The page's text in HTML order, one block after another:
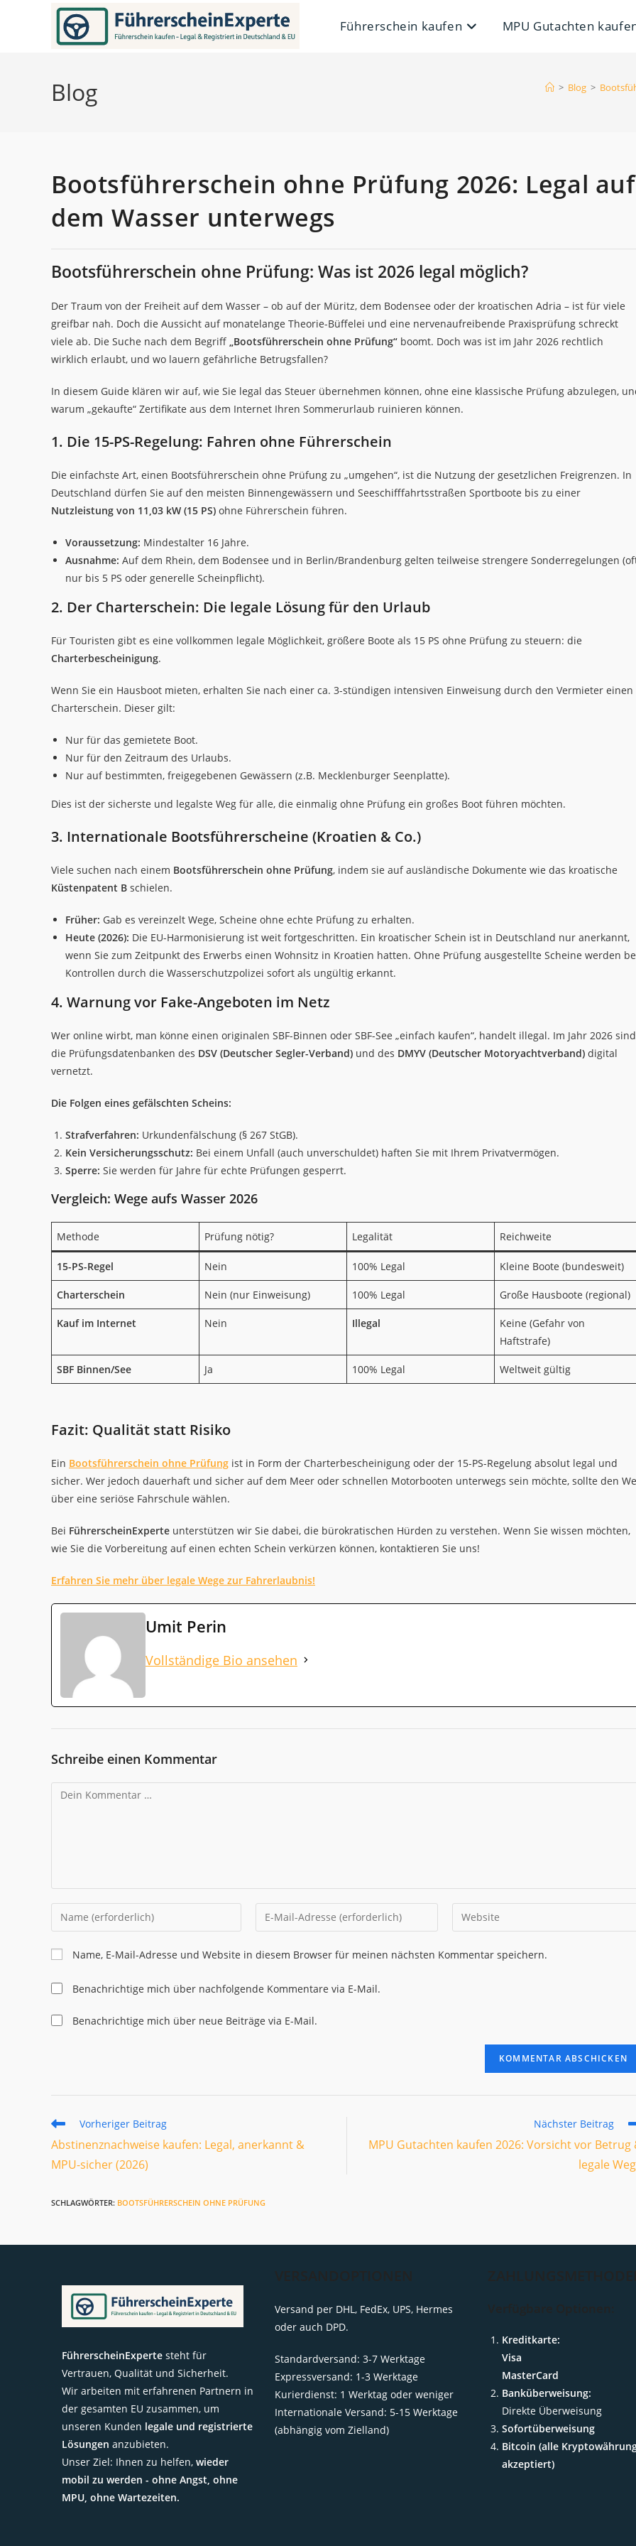
Führerschein kaufen MPU Gutachten
Blog > Blog >
Bootsführerschein ohne Prüfung 2026: Legal auf
dem Wasser unterwegs
Bootsführerschein ohne Prüfung: Was ist 2026 legal möglich?
Der Traum von der Freiheit auf dem Wasser – ob auf der Müritz, dem Bodensee oder der kroatischen Adria – ist für viele
greifbar nah. Doch die Aussicht auf monatelange Theorie-Büffelei und eine nervenaufreibende Praxisprüfung schreckt
viele ab. Die Suche nach dem Begriff „Bootsführerschein ohne Prüfung“ boomt. Doch was ist im Jahr 2026 rechtlich
wirklich erlaubt, und wo lauern gefährliche Betrugsfallen?
In diesem Guide klären wir auf, wie Sie legal das Steuer übernehmen können, ohne eine klassische Prüfung abzulegen,
warum „gekaufte“ Zertifikate aus dem Internet Ihren Sommerurlaub ruinieren können.
1. Die 15-PS-Regelung: Fahren ohne Führerschein
Die einfachste Art, einen Bootsführerschein ohne Prüfung zu „umgehen“, ist die Nutzung der gesetzlichen Freigrenzen. In
Deutschland dürfen Sie auf den meisten Binnengewässern und Seeschifffahrtsstraßen Sportboote bis zu einer
Nutzleistung von 11,03 kW (15 PS) ohne Führerschein führen.
Voraussetzung: Mindestalter 16 Jahre.
Ausnahme: Auf dem Rhein, dem Bodensee und in Berlin/Brandenburg gelten teilweise strengere Sonderregelungen
nur bis 5 PS oder generelle Scheinpflicht).
2. Der Charterschein: Die legale Lösung für den Urlaub
Für Touristen gibt es eine vollkommen legale Möglichkeit, größere Boote als 15 PS ohne Prüfung zu steuern: die
Charterbescheinigung.
Wenn Sie ein Hausboot mieten, erhalten Sie nach einer ca. 3-stündigen intensiven Einweisung durch den Vermieter einen
Charterschein. Dieser gilt:
Nur für das gemietete Boot.
Nur für den Zeitraum des Urlaubs.
Nur auf bestimmten, freigegebenen Gewässern (z.B. Mecklenburger Seenplatte).
Dies ist der sicherste und legalste Weg für alle, die einmalig ohne Prüfung ein großes Boot führen möchten.
3. Internationale Bootsführerscheine (Kroatien & Co.)
Viele suchen nach einem Bootsführerschein ohne Prüfung, indem sie auf ausländische Dokumente wie das kroatische
Küstenpatent B schielen.
Früher: Gab es vereinzelt Wege, Scheine ohne echte Prüfung zu erhalten.
Heute (2026): Die EU-Harmonisierung ist weit fortgeschritten. Ein kroatischer Schein ist in Deutschland nur anerkannt,
wenn Sie zum Zeitpunkt des Erwerbs einen Wohnsitz in Kroatien hatten. Ohne Prüfung ausgestellte Scheine werden
Kontrollen durch die Wasserschutzpolizei sofort als ungültig erkannt.
4. Warnung vor Fake-Angeboten im Netz
Wer online wirbt, man könne einen originalen SBF-Binnen oder SBF-See „einfach kaufen“, handelt illegal. Im Jahr 2026 sind
die Prüfungsdatenbanken des DSV (Deutscher Segler-Verband) und des DMYV (Deutscher Motoryachtverband) digital
vernetzt.
Die Folgen eines gefälschten Scheins:
Strafverfahren: Urkundenfälschung (§ 267 StGB).
Kein Versicherungsschutz: Bei einem Unfall (auch unverschuldet) haften Sie mit Ihrem Privatvermögen.
Sperre: Sie werden für Jahre für echte Prüfungen gesperrt.
Vergleich: Wege aufs Wasser 2026
Methode Prüfung nötig? Legalität Reichweite
15-PS-Regel Nein 100% Legal Kleine Boote (bundesweit)
Charterschein Nein (nur Einweisung) 100% Legal Große Hausboote (regional)
Kauf im Internet Nein Illegal
Keine (Gefahr von
Haftstrafe)
SBF Binnen/See Ja 100% Legal Weltweit gültig
Fazit: Qualität statt Risiko
Ein Bootsführerschein ohne Prüfung ist in Form der Charterbescheinigung oder der 15-PS-Regelung absolut legal und
sicher. Wer jedoch dauerhaft und sicher auf dem Meer oder schnellen Motorbooten unterwegs sein möchte, sollte den
über eine seriöse Fahrschule wählen.
Bei FührerscheinExperte unterstützen wir Sie dabei, die bürokratischen Hürden zu verstehen. Wenn Sie wissen möchten,
wie Sie die Vorbereitung auf einen echten Schein verkürzen können, kontaktieren Sie uns!
Erfahren Sie mehr über legale Wege zur Fahrerlaubnis!
Umit Perin
Vollständige Bio ansehen
Schreibe einen Kommentar
Kommentar
Gib
deinen
Namen
oder
Benutzernamen
Kommentieren
Gib
deine
Adresse
Kommentieren
Gib
deine
Name, E-Mail-Adresse und Website in diesem Browser für meinen nächsten Kommentar speichern.
Benachrichtige mich über nachfolgende Kommentare via E-Mail.
Benachrichtige mich über neue Beiträge via E-Mail.
Weitere
ansehen
Vorheriger Beitrag
Abstinenznachweise kaufen: Legal, anerkannt &
MPU-sicher (2026)
Nächster Beitrag
MPU Gutachten kaufen 2026: Vorsicht vor Betrug
legale
SCHLAGWÖRTER: BOOTSFÜHRERSCHEIN OHNE PRÜFUNG
FührerscheinExperte steht für
Vertrauen, Qualität und Sicherheit.
Wir arbeiten mit erfahrenen Partnern in
der gesamten EU zusammen, um
unseren Kunden legale und registrierte
Lösungen anzubieten.
Unser Ziel: Ihnen zu helfen, wieder
mobil zu werden - ohne Angst, ohne
MPU, ohne Wartezeiten.
Versand per DHL, FedEx, UPS, Hermes
oder auch DPD.
Standardversand: 3-7 Werktage
Expressversand: 1-3 Werktage
Kurierdienst: 1 Werktag oder weniger
Internationale Versand: 5-15 Werktage
(abhängig vom Zielland)
Kreditkarte:
Visa
MasterCard
Banküberweisung:
Direkte Überweisung
Sofortüberweisung
Bitcoin (alle
akzeptiert)